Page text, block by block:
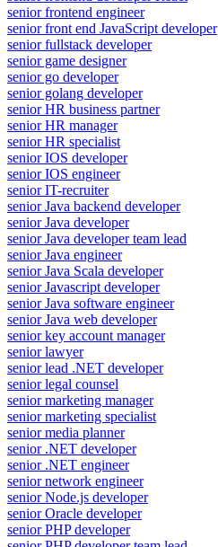
senior frontend engineer
senior front end JavaScript developer
senior fullstack developer
senior game designer
senior go developer
senior golang developer
senior HR business partner
senior HR manager
senior HR specialist
senior IOS developer
senior IOS engineer
senior IT-recruiter
senior Java backend developer
senior Java developer
senior Java developer team lead
senior Java engineer
senior Java Scala developer
senior Javascript developer
senior Java software engineer
senior Java web developer
senior key account manager
senior lawyer
senior lead .NET developer
senior legal counsel
senior marketing manager
senior marketing specialist
senior media planner
senior .NET developer
senior .NET engineer
senior network engineer
senior Node.js developer
senior Oracle developer
senior PHP developer